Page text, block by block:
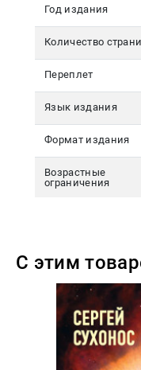
Год издания
Количество
Переплет
Язык издания
Формат издания
Возрастные
ограничения
С этим